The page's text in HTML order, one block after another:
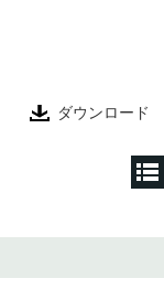
ダウンロード